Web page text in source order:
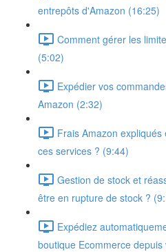
entrepôts d'Amazon (16:25)
Comment gérer les
(5:02)
Expédier vos
Amazon (2:32)
Frais Amazon
ces services ? (9:44)
Gestion de stock et
être en rupture de stock ?
Expédiez
boutique Ecommerce